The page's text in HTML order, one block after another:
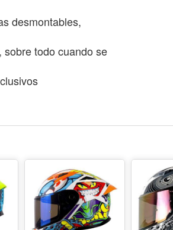
desmontables,
todo cuando se